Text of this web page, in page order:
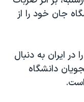
جان خود را از
ایران به دنبال
دانشگاه